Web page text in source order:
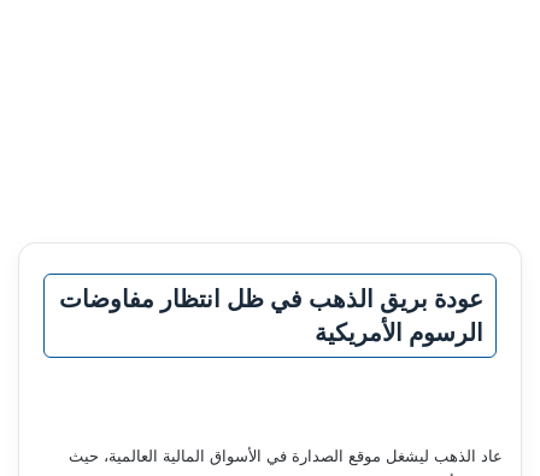
عودة بريق الذهب في ظل انتظار مفاوضات
الرسوم الأمريكية
عاد الذهب ليشغل موقع الصدارة في الأسواق المالية العالمية، حيث